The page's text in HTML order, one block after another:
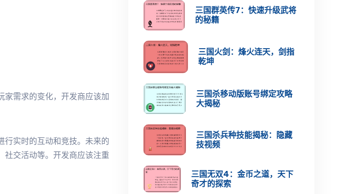
家需求的变化，开发商应该加
行实时的互动和竞技。未来的
社交活动等。开发商应该注重
三国群英传7：快速升级武将
的秘籍
三国火剑：烽火连天，剑指
乾坤
三国杀移动版账号绑定攻略
大揭秘
三国杀兵种技能揭秘：隐藏
技视频
三国无双4：金币之道，天下
奇才的探索